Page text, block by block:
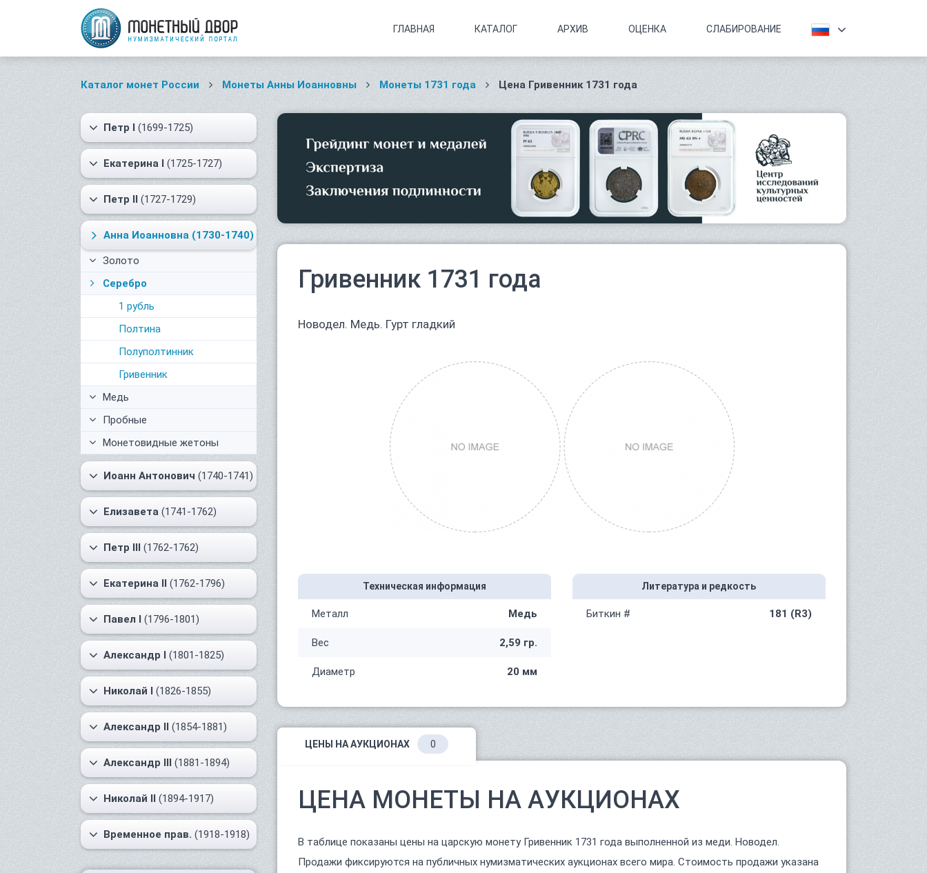
ГЛАВНАЯ КАТАЛОГ АРХИВ ОЦЕНКА СЛАБИРОВАНИЕ
Каталог монет России Монеты Анны Иоанновны Монеты 1731 года Цена Гривенник 1731 года
Петр I (1699-1725)
Екатерина I (1725-1727)
Петр II (1727-1729)
Анна Иоанновна (1730-1740)
Золото
Серебро
1 рубль
Полтина
Полуполтинник
Гривенник
Медь
Пробные
Монетовидные жетоны
Иоанн Антонович (1740-1741)
Елизавета (1741-1762)
Петр III (1762-1762)
Екатерина II (1762-1796)
Павел I (1796-1801)
Александр I (1801-1825)
Николай I (1826-1855)
Александр II (1854-1881)
Александр III (1881-1894)
Николай II (1894-1917)
Временное прав. (1918-1918)
Гривенник 1731 года
Новодел. Медь. Гурт гладкий
Техническая информация
Металл Медь
Вес 2,59 гр.
Диаметр 20 мм
Литература и редкость
Биткин # 181 (R3)
ЦЕНЫ НА АУКЦИОНАХ 0
ЦЕНА МОНЕТЫ НА АУКЦИОНАХ
В таблице показаны цены на царскую монету Гривенник 1731 года выполненной из меди. Новодел.
Продажи фиксируются на публичных нумизматических аукционах всего мира. Стоимость продажи указана